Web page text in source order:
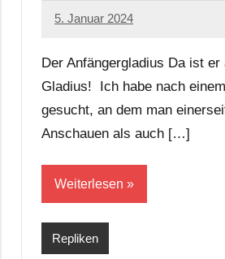
5. Januar 2024
Alexis
Keine
Der Anfängergladius Da ist
Gladius! Ich habe nach
gesucht, an dem man
Anschauen als auch […]
Weiterlesen
Repliken